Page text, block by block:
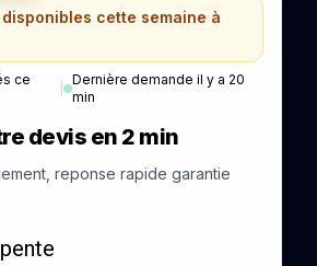
cette semaine à
ce
Dernière demande il y a 20
min
devis en 2 min
reponse rapide garantie